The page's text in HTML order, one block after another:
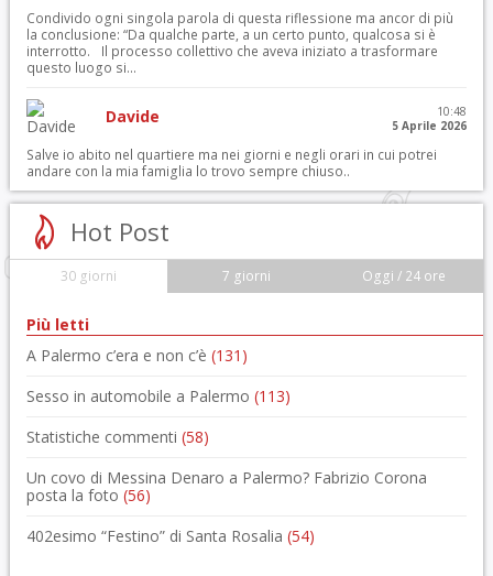
Condivido ogni singola parola di questa riflessione ma ancor di più
la conclusione: “Da qualche parte, a un certo punto, qualcosa si è
interrotto. Il processo collettivo che aveva iniziato a trasformare
questo luogo si...
Davide
10:48
5 Aprile 2026
Salve io abito nel quartiere ma nei giorni e negli orari in cui potrei
andare con la mia famiglia lo trovo sempre chiuso..
Hot Post
30 giorni 7 giorni Oggi / 24 ore
Più letti
A Palermo c’era e non c’è (131)
Sesso in automobile a Palermo (113)
Statistiche commenti (58)
Un covo di Messina Denaro a Palermo? Fabrizio Corona
posta la foto (56)
402esimo “Festino” di Santa Rosalia (54)